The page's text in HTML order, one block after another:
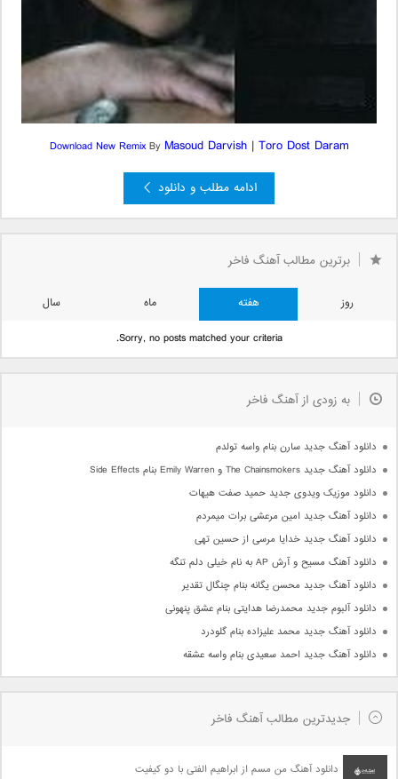
Download New RemixBy Masoud Darvish| Toro Dost Daram
ادامه مطلب و دانلود
برترین مطالب آهنگ فاخر
روز هفته ماه
سال
Sorry, no posts matched your criteria.
به زودی از آهنگ فاخر
دانلود آهنگ جدید سارن بنام واسه تولدم
دانلود آهنگ جدید The Chainsmokers و Emily Warren بنام Side Effects
دانلود موزیک ویدوی جدید حمید صفت هیهات
دانلود آهنگ جدید امین مرعشی برات میمردم
دانلود آهنگ جدید خدایا مرسی از حسین تهی
دانلود آهنگ مسیح و آرش AP به نام خیلی دلم تنگه
دانلود آهنگ جدید محسن یگانه بنام چنگال تقدیر
دانلود آلبوم جدید محمدرضا هدایتی بنام عشق پنهونی
دانلود آهنگ جدید محمد علیزاده بنام گلودرد
دانلود آهنگ جدید احمد سعیدی بنام واسه عشقه
جدیدترین مطالب آهنگ فاخر
دانلود آهنگ من مسم از ابراهیم الفتی با دو کیفیت